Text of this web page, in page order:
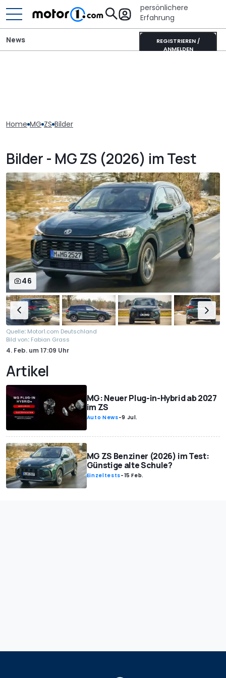
persönlichere
Erfahrung
REGISTRIEREN /
ANMELDEN
News
Home MG ZS Bilder
Bilder - MG ZS (2026) im Test
46
Quelle: Motor1.com Deutschland
Bild von: Fabian Grass
4. Feb. um17:09 Uhr
Artikel
MG: Neuer Plug-in-Hybrid ab 2027
im ZS
Auto News-9 Jul.
MG ZS Benziner (2026) im Test:
Günstige alte Schule?
Einzeltests-15 Feb.